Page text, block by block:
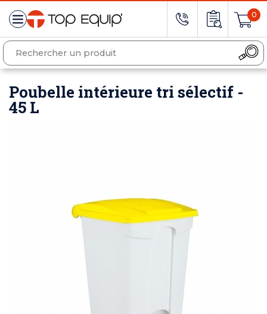
0
Poubelle intérieure tri sélectif -
45 L